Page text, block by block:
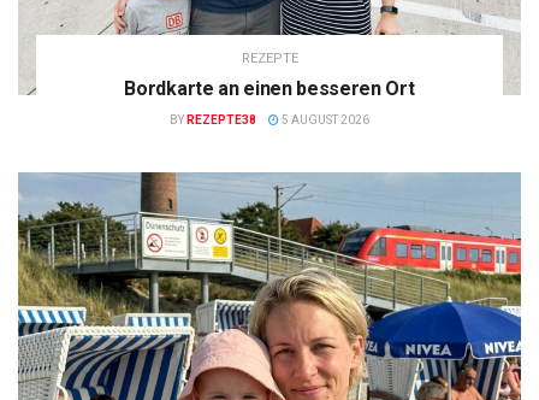
REZEPTE
Bordkarte an einen besseren Ort
BY REZEPTE38 5 AUGUST 2026